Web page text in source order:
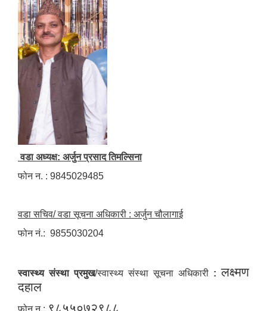
वडा अध्यक्ष: अर्जुन प्रसाद तिमल्सिना
फोन न. : 9845029485
वडा सचिव/ वडा सूचना अधिकारी : अर्जुन चौलागाई
फोन नं.: 9855030204
स्वास्थ्य संस्था प्रमुख/स्वास्थ्य संस्था सूचना अधिकारी :लक्ष्मण
दहाल
फोन न.: ९८५५०७२९८८